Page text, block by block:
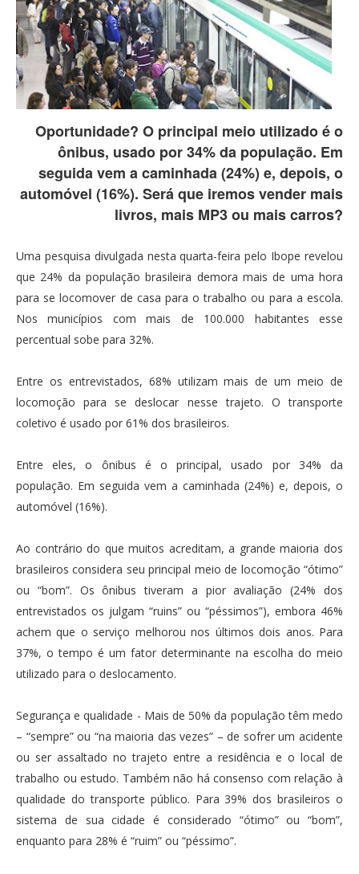
Oportunidade? O principal meio utilizado é o
ônibus, usado por 34% da população. Em
seguida vem a caminhada (24%) e, depois, o
automóvel (16%). Será que iremos vender mais
livros, mais MP3 ou mais carros?
Uma pesquisa divulgada nesta quarta-feira pelo Ibope revelou
que 24% da população brasileira demora mais de uma hora
para se locomover de casa para o trabalho ou para a escola.
Nos municípios com mais de 100.000 habitantes esse
percentual sobe para 32%.
Entre os entrevistados, 68% utilizam mais de um meio de
locomoção para se deslocar nesse trajeto. O transporte
coletivo é usado por 61% dos brasileiros.
Entre eles, o ônibus é o principal, usado por 34% da
população. Em seguida vem a caminhada (24%) e, depois, o
automóvel (16%).
Ao contrário do que muitos acreditam, a grande maioria dos
brasileiros considera seu principal meio de locomoção “ótimo”
ou “bom”. Os ônibus tiveram a pior avaliação (24% dos
entrevistados os julgam “ruins” ou “péssimos”), embora 46%
achem que o serviço melhorou nos últimos dois anos. Para
37%, o tempo é um fator determinante na escolha do meio
utilizado para o deslocamento.
Segurança e qualidade - Mais de 50% da população têm medo
– “sempre” ou “na maioria das vezes” – de sofrer um acidente
ou ser assaltado no trajeto entre a residência e o local de
trabalho ou estudo. Também não há consenso com relação à
qualidade do transporte público. Para 39% dos brasileiros o
sistema de sua cidade é considerado “ótimo” ou “bom”,
enquanto para 28% é “ruim” ou “péssimo”.